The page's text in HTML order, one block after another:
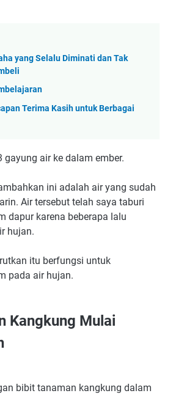
yang Selalu Diminati dan Tak
Terima Kasih untuk Berbagai
gayung air ke dalam ember.
ini adalah air yang sudah
Air tersebut telah saya taburi
dapur karena beberapa lalu
hujan.
itu berfungsi untuk
pada air hujan.
Kangkung Mulai
bibit tanaman kangkung dalam